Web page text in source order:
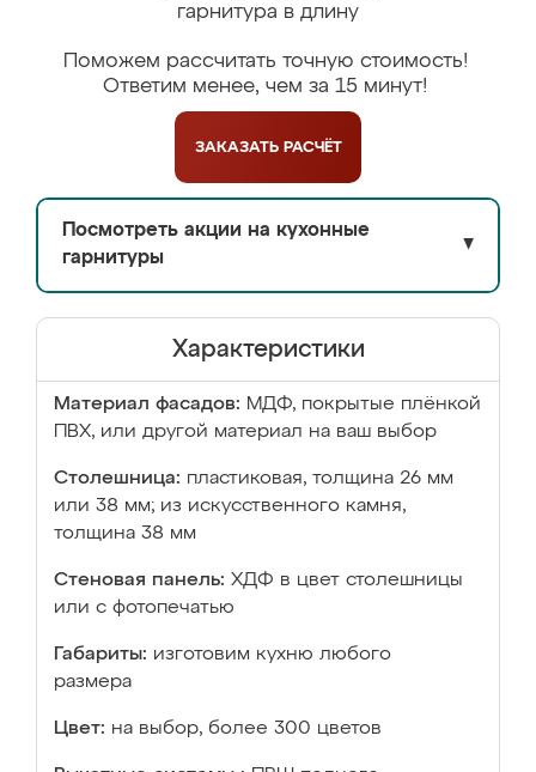
гарнитура в длину
Поможем рассчитать точную стоимость!
Ответим менее, чем за 15 минут!
ЗАКАЗАТЬ РАСЧЁТ
Посмотреть акции на кухонные
гарнитуры
▼
Характеристики
Материал фасадов: МДФ, покрытые плёнкой
ПВХ, или другой материал на ваш выбор
Столешница: пластиковая, толщина 26 мм
или 38 мм; из искусственного камня,
толщина 38 мм
Стеновая панель: ХДФ в цвет столешницы
или с фотопечатью
Габариты: изготовим кухню любого
размера
Цвет: на выбор, более 300 цветов